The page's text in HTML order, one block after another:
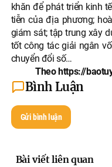
khăn để phát triển kinh
tiễn của địa phương;
giám sát; tập trung xây
tốt công tác giải ngân
chuyển đổi số…
Theo https://
Bình Luận
Gửi bình luận
Bài viết liên quan